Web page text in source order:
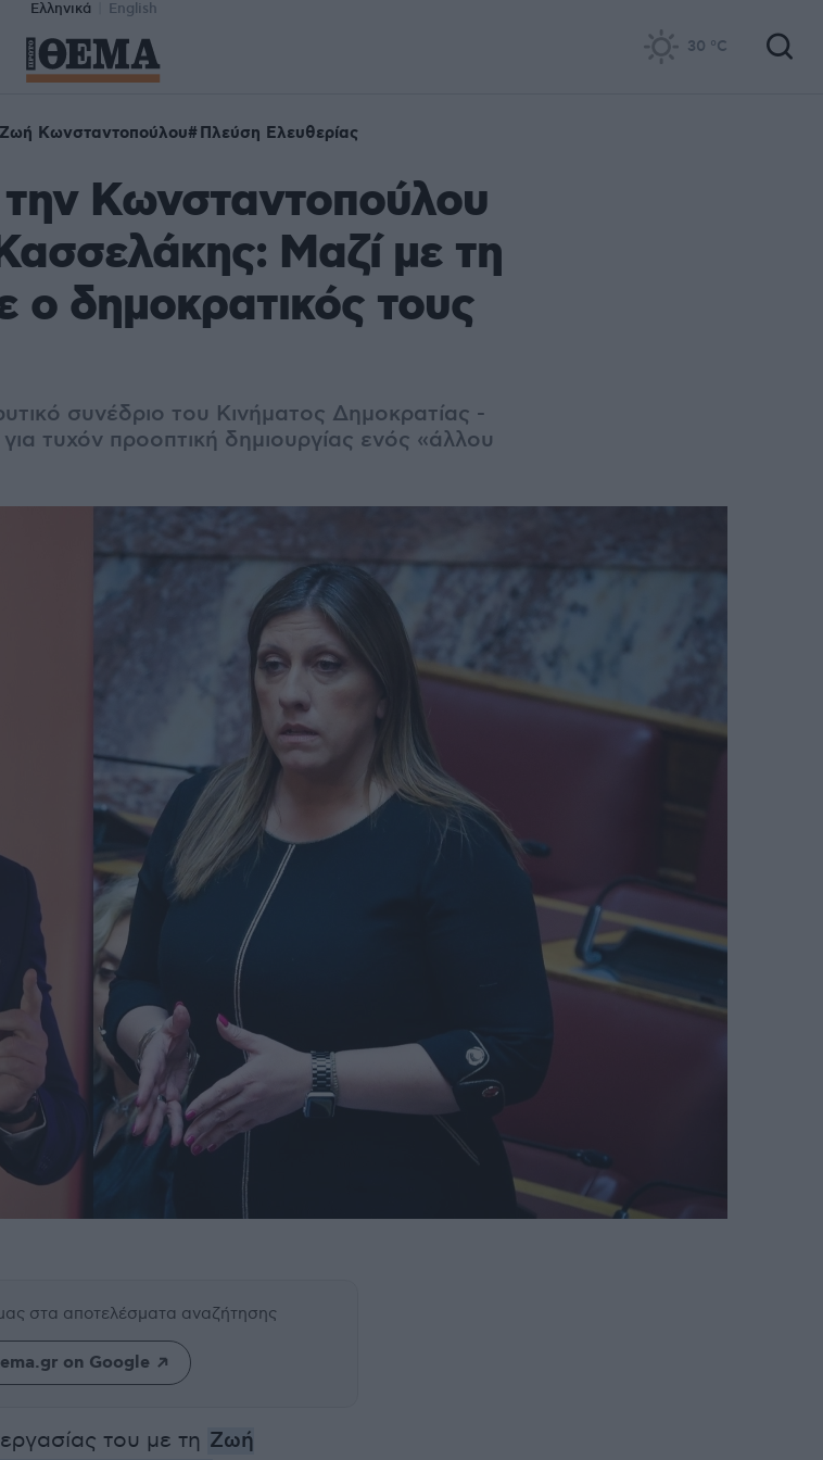
Ελληνικά English
30 °C
Ζωή Κωνσταντοπούλου Πλεύση Ελευθερίας
Κωνσταντοπούλου
Μαζί με τη
ο δημοκρατικός τους
συνέδριο του Κινήματος Δημοκρατίας -
τυχόν προοπτική δημιουργίας ενός «άλλου
στα αποτελέσματα αναζήτησης
on Google
του με τη Ζωή